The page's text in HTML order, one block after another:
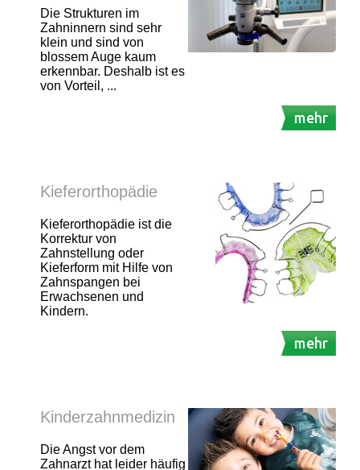
Die Strukturen im
Zahninnern sind sehr
klein und sind von
blossem Auge kaum
erkennbar. Deshalb ist es
von Vorteil, ...
mehr
Kieferorthopädie
Kieferorthopädie ist die
Korrektur von
Zahnstellung oder
Kieferform mit Hilfe von
Zahnspangen bei
Erwachsenen und
Kindern.
mehr
Kinderzahnmedizin
Die Angst vor dem
Zahnarzt hat leider häufig